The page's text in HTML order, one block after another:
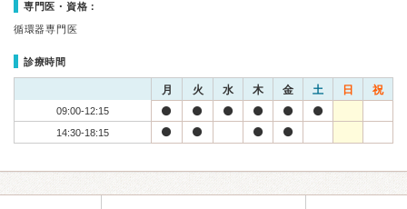
専門医・資格：
循環器専門医
診療時間
月 火 水 木 金 土 日 祝
09:00-12:15
14:30-18:15